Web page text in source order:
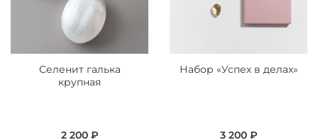
Селенит галька
крупная
2 200 ₽
Набор «Успех в делах»
3 200 ₽